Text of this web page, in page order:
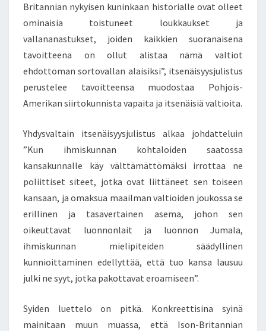
Y
A
S
A
U
N
V
Ä
J
O
S
E
J
Ä
Britannian nykyisen kuninkaan historialle ovat olleet
ominaisia toistuneet loukkaukset ja
vallananastukset, joiden kaikkien suoranaisena
tavoitteena on ollut alistaa nämä valtiot
ehdottoman sortovallan alaisiksi”, itsenäisyysjulistus
perustelee tavoitteensa muodostaa Pohjois-
Amerikan siirtokunnista vapaita ja itsenäisiä valtioita.
Yhdysvaltain itsenäisyysjulistus alkaa johdatteluin
”Kun ihmiskunnan kohtaloiden saatossa
kansakunnalle käy välttämättömäksi irrottaa ne
poliittiset siteet, jotka ovat liittäneet sen toiseen
kansaan, ja omaksua maailman valtioiden joukossa se
erillinen ja tasavertainen asema, johon sen
oikeuttavat luonnonlait ja luonnon Jumala,
ihmiskunnan mielipiteiden säädyllinen
kunnioittaminen edellyttää, että tuo kansa lausuu
julki ne syyt, jotka pakottavat eroamiseen”.
Syiden luettelo on pitkä. Konkreettisina syinä
mainitaan muun muassa, että Ison-Britannian